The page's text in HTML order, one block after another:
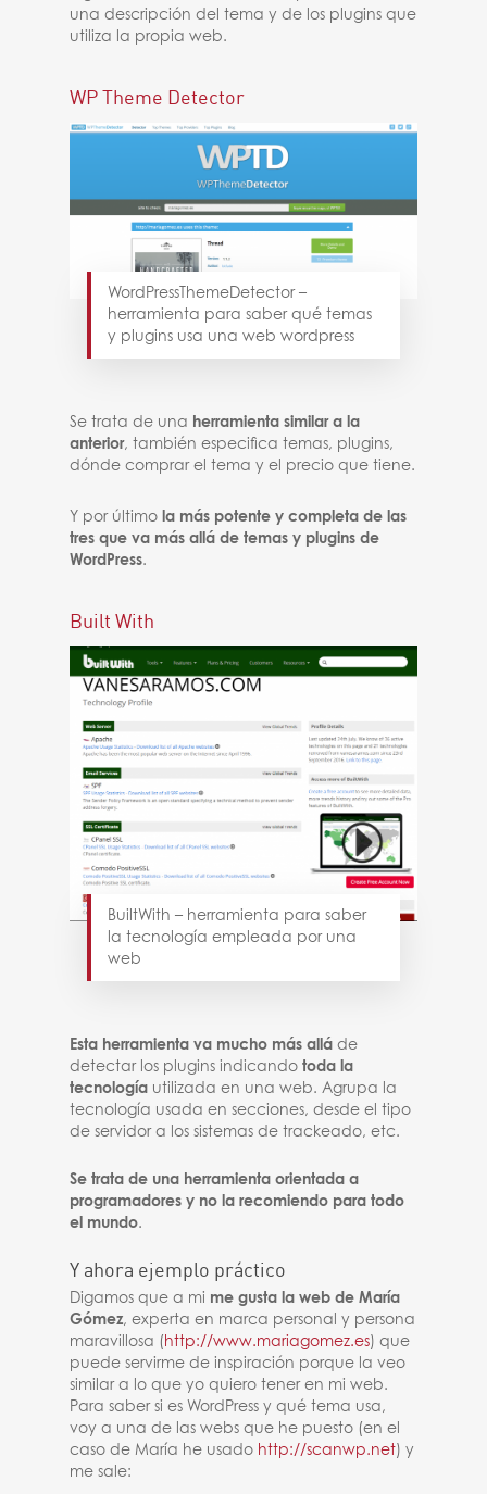
una descripción del tema y de los plugins que
utiliza la propia web.
WP Theme Detector
WordPressThemeDetector –
herramienta para saber qué temas
y plugins usa una web wordpress
Se trata de una herramienta similar a la
anterior, también especifica temas, plugins,
dónde comprar el tema y el precio que tiene.
Y por último la más potente y completa de las
tres que va más allá de temas y plugins de
WordPress.
Built With
BuiltWith – herramienta para saber
la tecnología empleada por una
web
Esta herramienta va mucho más allá de
detectar los plugins indicandotoda la
tecnología utilizada en una web. Agrupa la
tecnología usada en secciones, desde el tipo
de servidor a los sistemas de trackeado, etc.
Se trata de una herramienta orientada a
programadores y no la recomiendo para todo
el mundo.
Y ahora ejemplo práctico
Digamos que a mi me gusta la web de María
Gómez, experta en marca personal y persona
maravillosa ( http://www.mariagomez.es) que
puede servirme de inspiración porque la veo
similar a lo que yo quiero tener en mi web.
Para saber si es WordPress y qué tema usa,
voy a una de las webs que he puesto (en el
caso de María he usado http://scanwp.net) y
me sale: